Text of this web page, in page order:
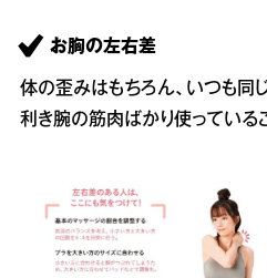
お胸の左右差
体の歪みはもちろん、いつも同
利き腕の筋肉ばかり使っている